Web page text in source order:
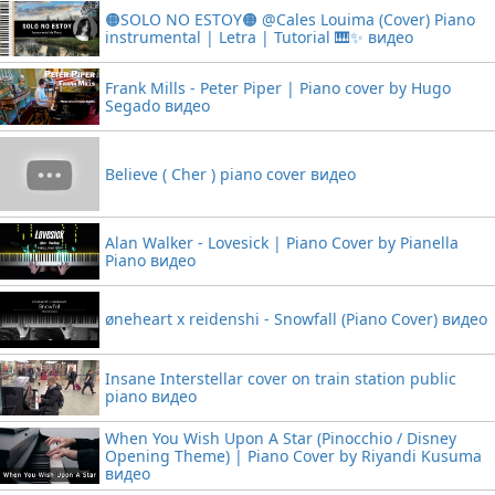
🟠SOLO NO ESTOY🟠 @Cales Louima (Cover) Piano
instrumental | Letra | Tutorial 🎹✨ видео
Frank Mills - Peter Piper | Piano cover by Hugo
Segado видео
Believe ( Cher ) piano cover видео
Alan Walker - Lovesick | Piano Cover by Pianella
Piano видео
øneheart x reidenshi - Snowfall (Piano Cover) видео
Insane Interstellar cover on train station public
piano видео
When You Wish Upon A Star (Pinocchio / Disney
Opening Theme) | Piano Cover by Riyandi Kusuma
видео